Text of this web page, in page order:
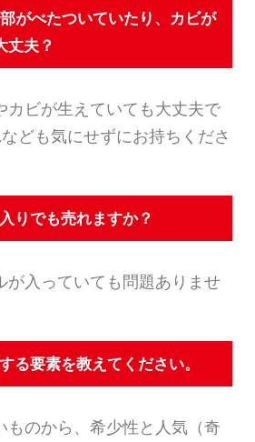
がべたついていたり、カビが
丈夫？
ビが生えていても大丈夫で
ども気にせずにお持ちくださ
りでも売れますか？
入っていても問題ありませ
要素を教えてください。
のから、希少性と人気（奇